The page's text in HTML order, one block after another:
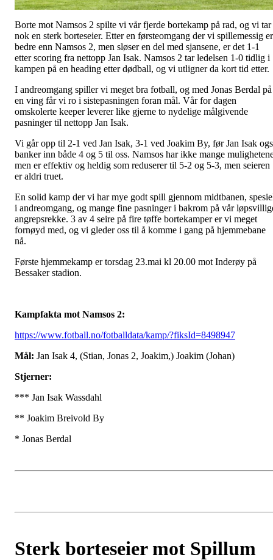
Borte mot Namsos 2 spilte vi vår fjerde bortekamp på rad, og vi tar
nok en sterk borteseier. Etter en førsteomgang der vi spillemessig er
bedre enn Namsos 2, men sløser en del med sjansene, er det 1-1
etter scoring fra nettopp Jan Isak. Namsos 2 tar ledelsen 1-0 tidlig i
kampen på en heading etter dødball, og vi utligner da kort tid etter.
I andreomgang spiller vi meget bra fotball, og med Jonas Berdal på
en ving får vi ro i sistepasningen foran mål. Vår for dagen
omskolerte keeper leverer like gjerne to nydelige målgivende
pasninger til nettopp Jan Isak.
Vi går opp til 2-1 ved Jan Isak, 3-1 ved Joakim By, før Jan Isak
banker inn både 4 og 5 til oss. Namsos har ikke mange
men er effektiv og heldig som reduserer til 5-2 og 5-3, men seieren
er aldri truet.
En solid kamp der vi har mye godt spill gjennom midtbanen,
i andreomgang, og mange fine pasninger i bakrom på vår
angrepsrekke. 3 av 4 seire på fire tøffe bortekamper er vi meget
fornøyd med, og vi gleder oss til å komme i gang på hjemmebane
nå.
Første hjemmekamp er torsdag 23.mai kl 20.00 mot Inderøy på
Bessaker stadion.
Kampfakta mot Namsos 2:
https://www.fotball.no/fotballdata/kamp/?fiksId=8498947
Mål: Jan Isak 4, (Stian, Jonas 2, Joakim,) Joakim (Johan)
Stjerner:
*** Jan Isak Wassdahl
** Joakim Breivold By
* Jonas Berdal
Sterk borteseier mot Spillum